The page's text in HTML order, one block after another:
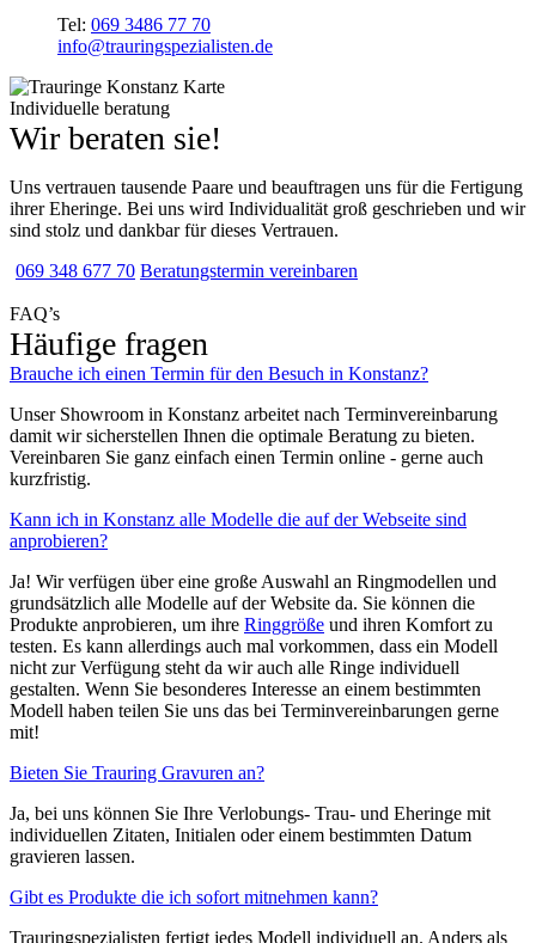
Tel: 069 3486 77 70
info@trauringspezialisten.de
Individuelle beratung
Wir beraten sie!
Uns vertrauen tausende Paare und beauftragen uns für die Fertigung
ihrer Eheringe. Bei uns wird Individualität groß geschrieben und wir
sind stolz und dankbar für dieses Vertrauen.
069 348 677 70 Beratungstermin vereinbaren
FAQ’s
Häufige fragen
Brauche ich einen Termin für den Besuch in Konstanz?
Unser Showroom in Konstanz arbeitet nach Terminvereinbarung
damit wir sicherstellen Ihnen die optimale Beratung zu bieten.
Vereinbaren Sie ganz einfach einen Termin online - gerne auch
kurzfristig.
Kann ich in Konstanz alle Modelle die auf der Webseite sind
anprobieren?
Ja! Wir verfügen über eine große Auswahl an Ringmodellen und
grundsätzlich alle Modelle auf der Website da. Sie können die
Produkte anprobieren, um ihre Ringgröße und ihren Komfort zu
testen. Es kann allerdings auch mal vorkommen, dass ein Modell
nicht zur Verfügung steht da wir auch alle Ringe individuell
gestalten. Wenn Sie besonderes Interesse an einem bestimmten
Modell haben teilen Sie uns das bei Terminvereinbarungen gerne
mit!
Bieten Sie Trauring Gravuren an?
Ja, bei uns können Sie Ihre Verlobungs- Trau- und Eheringe mit
individuellen Zitaten, Initialen oder einem bestimmten Datum
gravieren lassen.
Gibt es Produkte die ich sofort mitnehmen kann?
Trauringspezialisten fertigt jedes Modell individuell an. Anders als